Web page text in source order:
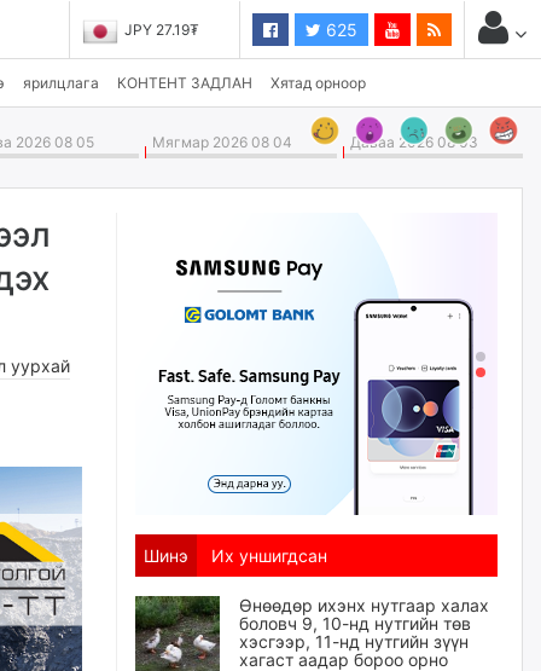
JPY 27.19₮ 625
ярилцлага КОНТЕНТ ЗАДЛАН Хятад орноор
2026 08 05 Мягмар 2026 08 04 Даваа 2026 08 03
уурхай
Шинэ Их уншигдсан
Өнөөдөр ихэнх нутгаар халах
боловч 9, 10-нд нутгийн төв
хэсгээр, 11-нд нутгийн зүүн
хагаст аадар бороо орно